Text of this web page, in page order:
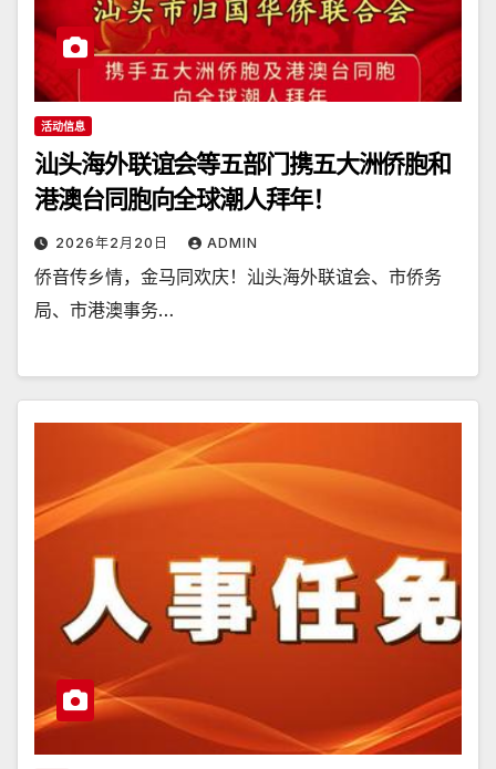
活动信息
汕头海外联谊会等五部门携五大洲侨胞和
港澳台同胞向全球潮人拜年！
2026年2月20日 ADMIN
侨音传乡情，金马同欢庆！汕头海外联谊会、市侨务
局、市港澳事务…